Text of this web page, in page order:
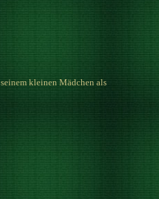
kleinen Mädchen als